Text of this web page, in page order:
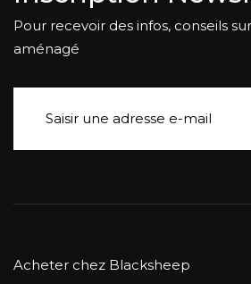
Pour recevoir des infos, conseils
aménagé
Acheter chez Blacksheep